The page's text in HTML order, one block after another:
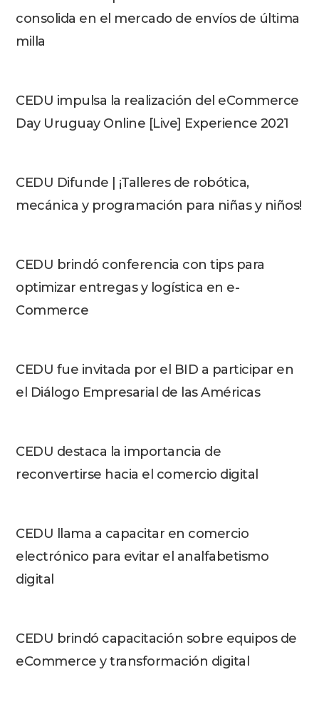
consolida en el mercado de envíos de última
milla
CEDU impulsa la realización del eCommerce
Day Uruguay Online [Live] Experience 2021
CEDU Difunde | ¡Talleres de robótica,
mecánica y programación para niñas y niños!
CEDU brindó conferencia con tips para
optimizar entregas y logística en e-
Commerce
CEDU fue invitada por el BID a participar en
el Diálogo Empresarial de las Américas
CEDU destaca la importancia de
reconvertirse hacia el comercio digital
CEDU llama a capacitar en comercio
electrónico para evitar el analfabetismo
digital
CEDU brindó capacitación sobre equipos de
eCommerce y transformación digital